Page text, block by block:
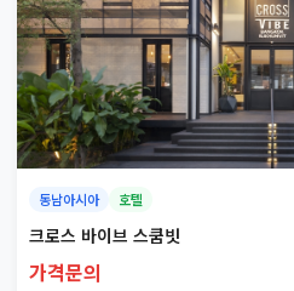
동남아시아 호텔
크로스 바이브 스쿰빗
가격문의